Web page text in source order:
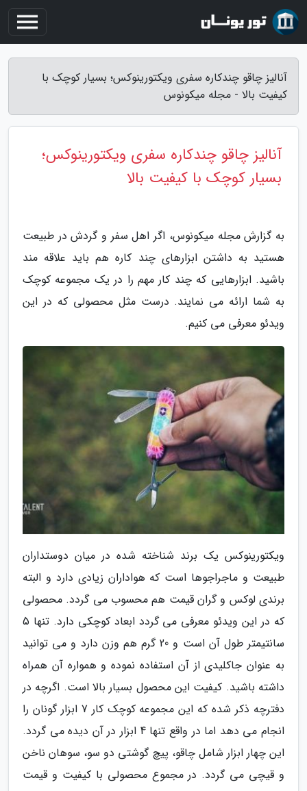
آنالیز چاقو چندکاره سفری ویکتورینوکس؛ بسیار کوچک با
کیفیت بالا - مجله میکونوس
آنالیز چاقو چندکاره سفری ویکتورینوکس؛
بسیار کوچک با کیفیت بالا
به گزارش مجله میکونوس، اگر اهل سفر و گردش در طبیعت
هستید به داشتن ابزارهای چند کاره هم باید علاقه مند
باشید. ابزارهایی که چند کار مهم را در یک مجموعه کوچک
به شما ارائه می نمایند. درست مثل محصولی که در این
ویدئو معرفی می کنیم.
ویکتورینوکس یک برند شناخته شده در میان دوستداران
طبیعت و ماجراجوها است که هواداران زیادی دارد و البته
برندی لوکس و گران قیمت هم محسوب می گردد. محصولی
که در این ویدئو معرفی می گردد ابعاد کوچکی دارد. تنها 5
سانتیمتر طول آن است و 20 گرم هم وزن دارد و می توانید
به عنوان جاکلیدی از آن استفاده نموده و همواره آن همراه
داشته باشید. کیفیت این محصول بسیار بالا است. اگرچه در
دفترچه ذکر شده که این مجموعه کوچک کار 7 ابزار گونان را
انجام می دهد اما در واقع تنها 4 ابزار در آن دیده می گردد.
این چهار ابزار شامل چاقو، پیچ گوشتی دو سو، سوهان ناخن
و قیچی می گردد. در مجموع محصولی با کیفیت و قیمت